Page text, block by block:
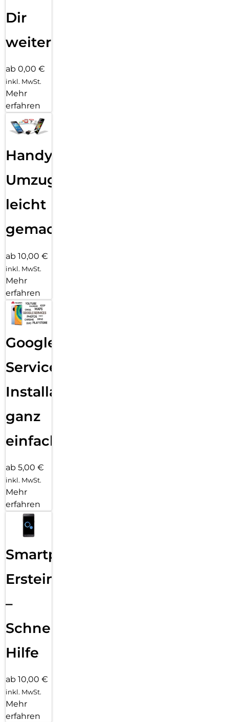
Dir
weiter
ab 0,00 €
inkl. MwSt.
Mehr
erfahren
Handy
Umzug
leicht
gemacht!
ab 10,00 €
inkl. MwSt.
Mehr
erfahren
Google
Services
Installation
ganz
einfach
ab 5,00 €
inkl. MwSt.
Mehr
erfahren
Smartphone
Ersteinrichtung
–
Schnelle
Hilfe
ab 10,00 €
inkl. MwSt.
Mehr
erfahren